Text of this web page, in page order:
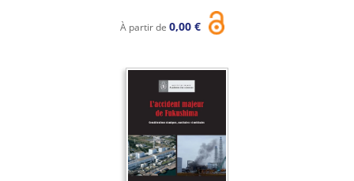
À partir de 0,00 €